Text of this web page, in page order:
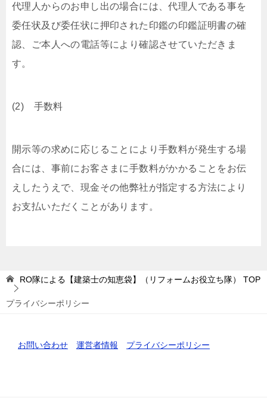
代理人からのお申し出の場合には、代理人である事を
委任状及び委任状に押印された印鑑の印鑑証明書の確
認、ご本人への電話等により確認させていただきま
す。
(2) 手数料
開示等の求めに応じることにより手数料が発生する場
合には、事前にお客さまに手数料がかかることをお伝
えしたうえで、現金その他弊社が指定する方法により
お支払いただくことがあります。
RO隊による【建築士の知恵袋】（リフォームお役立ち隊） TOP
プライバシーポリシー
お問い合わせ 運営者情報 プライバシーポリシー